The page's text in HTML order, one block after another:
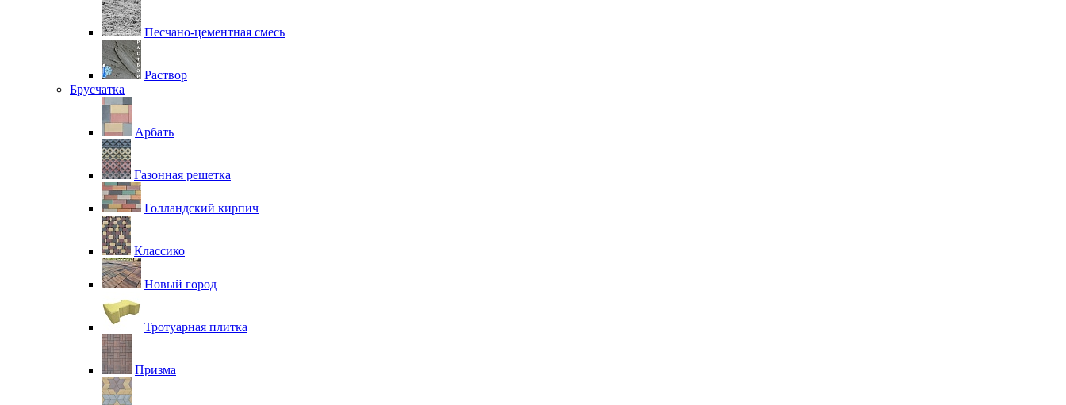
Песчано-цементная смесь
Раствор
Брусчатка
Арбать
Газонная решетка
Голландский кирпич
Классико
Новый город
Тротуарная плитка
Призма